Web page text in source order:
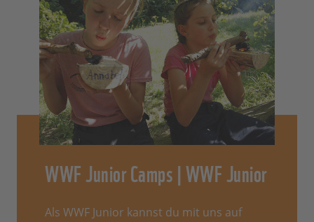
WWF Junior Camps | WWF Junior
Als WWF Junior kannst du mit uns auf